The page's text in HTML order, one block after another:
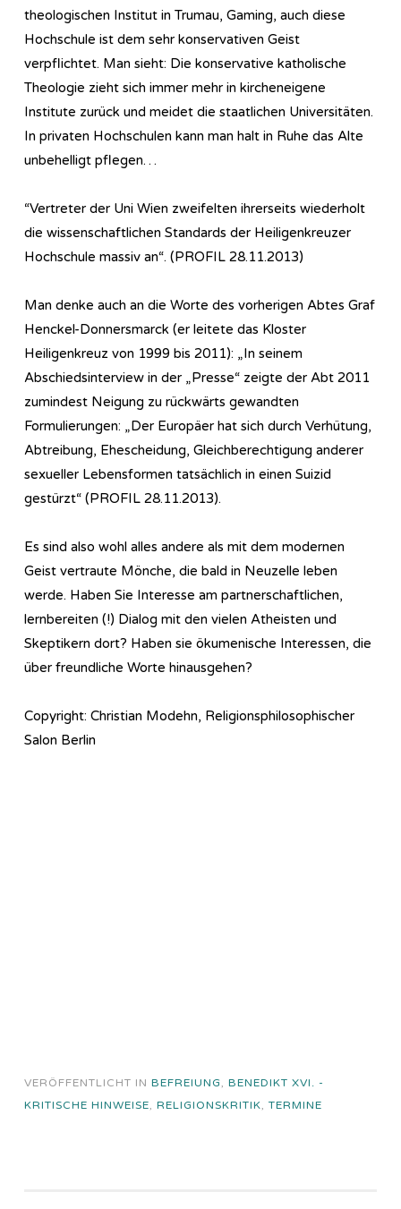
theologischen Institut in Trumau, Gaming, auch diese
Hochschule ist dem sehr konservativen Geist
verpflichtet. Man sieht: Die konservative katholische
Theologie zieht sich immer mehr in kircheneigene
Institute zurück und meidet die staatlichen Universitäten.
In privaten Hochschulen kann man halt in Ruhe das Alte
unbehelligt pflegen…
“Vertreter der Uni Wien zweifelten ihrerseits wiederholt
die wissenschaftlichen Standards der Heiligenkreuzer
Hochschule massiv an“. (PROFIL 28.11.2013)
Man denke auch an die Worte des vorherigen Abtes Graf
Henckel-Donnersmarck (er leitete das Kloster
Heiligenkreuz von 1999 bis 2011): „In seinem
Abschiedsinterview in der „Presse“ zeigte der Abt 2011
zumindest Neigung zu rückwärts gewandten
Formulierungen: „Der Europäer hat sich durch Verhütung,
Abtreibung, Ehescheidung, Gleichberechtigung anderer
sexueller Lebensformen tatsächlich in einen Suizid
gestürzt“ (PROFIL 28.11.2013).
Es sind also wohl alles andere als mit dem modernen
Geist vertraute Mönche, die bald in Neuzelle leben
werde. Haben Sie Interesse am partnerschaftlichen,
lernbereiten (!) Dialog mit den vielen Atheisten und
Skeptikern dort? Haben sie ökumenische Interessen, die
über freundliche Worte hinausgehen?
Copyright: Christian Modehn, Religionsphilosophischer
Salon Berlin
VERÖFFENTLICHT IN BEFREIUNG, BENEDIKT XVI. -
KRITISCHE HINWEISE, RELIGIONSKRITIK, TERMINE